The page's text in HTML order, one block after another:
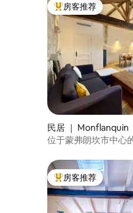
热门「房客推荐」
房客推荐
民居 ｜ Monflanquin
位于蒙弗朗坎市中心
热门「房客推荐」
房客推荐